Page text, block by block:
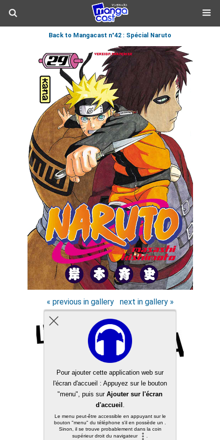
Back to Mangacast n°42 : Spécial Naruto
« previous in gallery next in gallery »